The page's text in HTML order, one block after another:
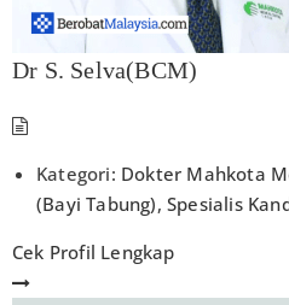
Dr S. Selva(BCM)
Kategori: Dokter Mahkota
(Bayi Tabung),Spesialis
Cek Profil Lengkap